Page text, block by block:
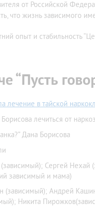
от Российской
что жизнь зависимого
опыт и стабильность
“Пусть
лечение в тайской
лечиться от
Дана Борисова
Сергей Нехай
зависимый и мама)
(зависимый); Андрей
Никита